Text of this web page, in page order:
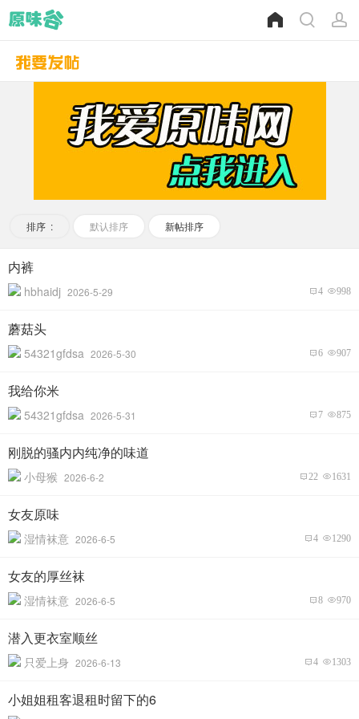
排序 : 默认排序 新帖排序
内裤
hbhaidj 2026-5-29 998
4
蘑菇头
54321gfdsa 2026-5-30 907
6
我给你米
54321gfdsa 2026-5-31 875
7
刚脱的骚内内纯净的味道
小母猴 2026-6-2 1631
22
女友原味
湿情袜意 2026-6-5 1290
4
女友的厚丝袜
湿情袜意 2026-6-5 970
8
潜入更衣室顺丝
只爱上身 2026-6-13 1303
4
小姐姐租客退租时留下的6